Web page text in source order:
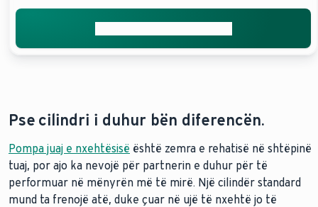
Pse cilindri i duhur bën diferencën.
Pompa juaj e nxehtësisë është zemra e rehatisë në shtëpinë
tuaj, por ajo ka nevojë për partnerin e duhur për të
performuar në mënyrën më të mirë. Një cilindër standard
mund ta frenojë atë, duke çuar në ujë të nxehtë jo të